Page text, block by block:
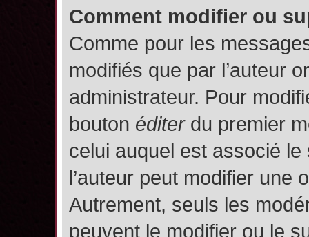
Comment modifier ou
Comme pour les
modifiés que par l’auteur
administrateur. Pour
bouton éditerdu premier
celui auquel est associé le
l’auteur peut modifier une
Autrement, seuls les
peuvent le modifier ou le